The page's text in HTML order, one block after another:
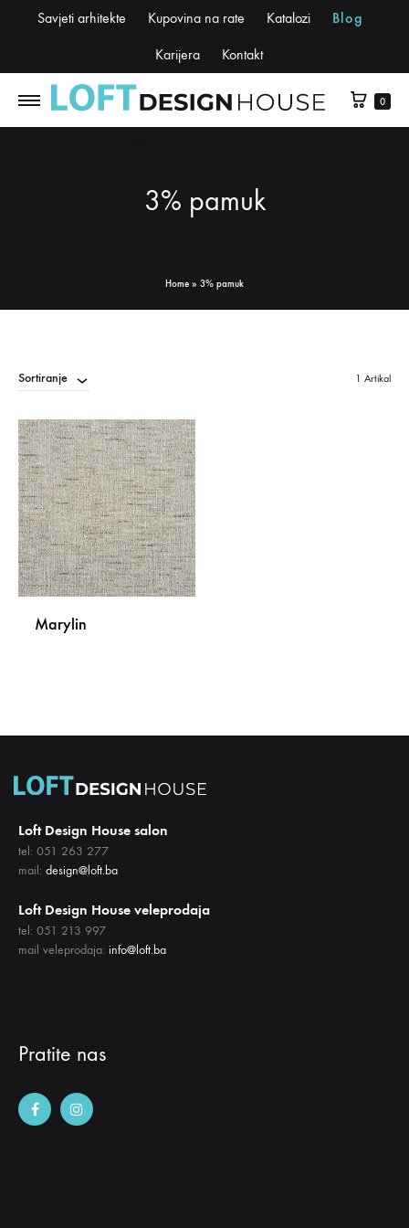
Savjeti arhitekte Kupovina na rate Katalozi Blog
Karijera Kontakt
0
3% pamuk
Home » 3% pamuk
Sortiranje 1 Artikal
Marylin
LISTU
Loft Design House salon
tel: 051 263 277
mail: design@loft.ba
Loft Design House veleprodaja
tel: 051 213 997
mail veleprodaja: info@loft.ba
Pratite nas